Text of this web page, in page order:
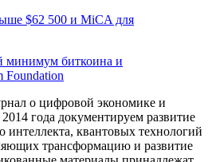
$62 500 и MiCA для
минимум биткоина и
Foundation
о цифровой экономике и
года документируем развитие
интеллекта, квантовых технологий
трансформацию и развитие